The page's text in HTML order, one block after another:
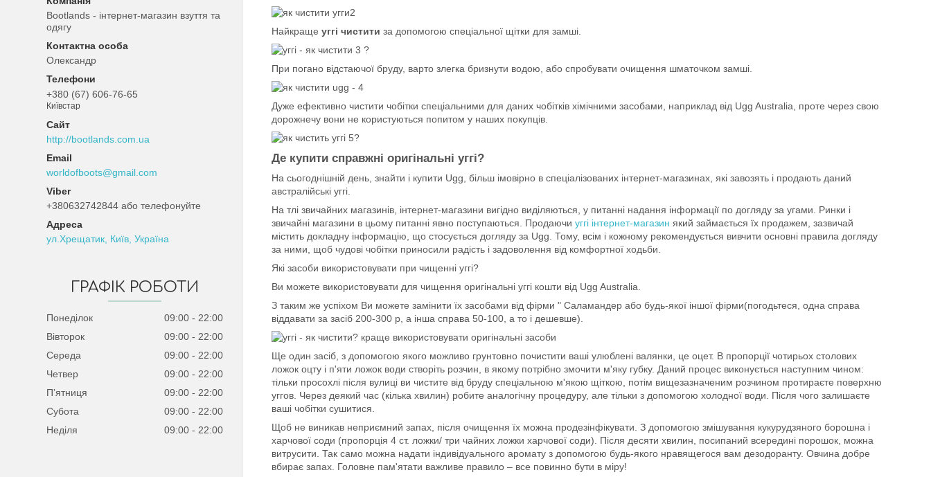
Bootlands - інтернет-магазин взуття та
одягу
Олександр
+380 (67) 606-76-65
Київстар
http://bootlands.com.ua
worldofboots@gmail.com
+380632742844 або телефонуйте
ул.Хрещатик, Київ, Україна
ГРАФІК РОБОТИ
Понеділок 09:00
22:00
Вівторок
09:00
22:00
Середа
09:00
22:00
Четвер
09:00
22:00
Пʼятниця
09:00
22:00
Субота
09:00
22:00
Неділя
09:00 22:00
Найкраще уггі чистити за допомогою спеціальної щітки для замші.
При погано відстаючої бруду, варто злегка бризнути водою, або спробувати очищення шматочком замші.
Дуже ефективно чистити чобітки спеціальними для даних чобітків хімічними засобами, наприклад від Ugg Australia, проте через свою
дорожнечу вони не користуються попитом у наших покупців.
Де купити справжні оригінальні уггі?
На сьогоднішній день, знайти і купити Ugg, більш імовірно в спеціалізованих інтернет-магазинах, які завозять і продають даний
австралійські уггі.
На тлі звичайних магазинів, інтернет-магазини вигідно виділяються, у питанні надання інформації по догляду за угами. Ринки і
звичайні магазини в цьому питанні явно поступаються. Продаючи уггі інтернет-магазин який займається їх продажем, зазвичай
містить докладну інформацію, що стосується догляду за Ugg. Тому, всім і кожному рекомендується вивчити основні правила догляду
за ними, щоб чудові чобітки приносили радість і задоволення від комфортної ходьби.
Які засоби використовувати при чищенні уггі?
Ви можете використовувати для чищення оригінальні уггі кошти від Ugg Australia.
З таким же успіхом Ви можете замінити їх засобами від фірми " Саламандер або будь-якої іншої фірми(погодьтеся, одна справа
віддавати за засіб 200-300 р, а інша справа 50-100, а то і дешевше).
Ще один засіб, з допомогою якого можливо грунтовно почистити ваші улюблені валянки, це оцет. В пропорції чотирьох столових
ложок оцту і п'яти ложок води створіть розчин, в якому потрібно змочити м'яку губку. Даний процес виконується наступним чином:
тільки просохлі після вулиці ви чистите від бруду спеціальною м'якою щіткою, потім вищезазначеним розчином протираєте поверхню
уггов. Через деякий час (кілька хвилин) робите аналогічну процедуру, але тільки з допомогою холодної води. Після чого залишаєте
ваші чобітки сушитися.
Щоб не виникав неприємний запах, після очищення їх можна продезінфікувати. З допомогою змішування кукурудзяного борошна і
харчової соди (пропорція 4 ст. ложки/ три чайних ложки харчової соди). Після десяти хвилин, посипаний всередині порошок, можна
витрусити. Так само можна надати індивідуального аромату з допомогою будь-якого нравящегося вам дезодоранту. Овчина добре
вбирає запах. Головне пам'ятати важливе правило – все повинно бути в міру!